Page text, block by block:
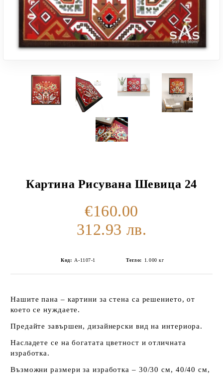
Картина Рисувана Шевица 24
€160.00
312.93 лв.
Код: А-1107-1 Тегло: 1.000 кг
Нашите пана – картини за стена са решението, от
което се нуждаете.
Предайте завършен, дизайнерски вид на интериора.
Насладете се на богатата цветност и отличната
изработка.
Възможни размери за изработка – 30/30 см, 40/40 см,